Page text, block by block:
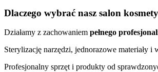
Dlaczego wybrać nasz salon
Działamy z zachowaniem pełnego
Sterylizację narzędzi, jednorazowe materiały i
Profesjonalny sprzęt i produkty od